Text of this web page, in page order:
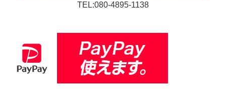
TEL:080-4895-1138